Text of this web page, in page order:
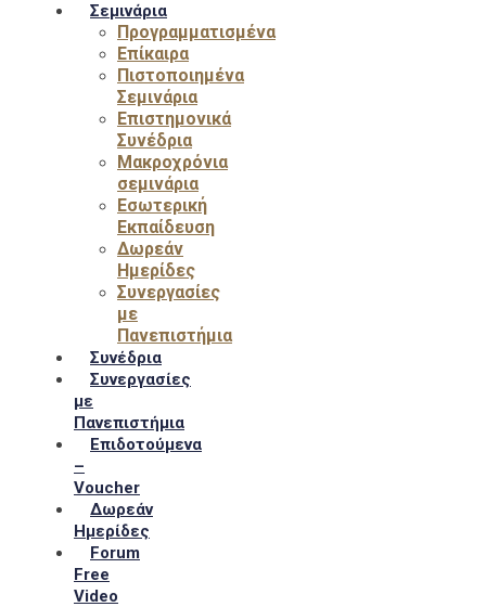
Σεμινάρια
Προγραμματισμένα
Επίκαιρα
Πιστοποιημένα
Σεμινάρια
Επιστημονικά
Συνέδρια
Μακροχρόνια
σεμινάρια
Εσωτερική
Εκπαίδευση
Δωρεάν
Ημερίδες
Συνεργασίες
με
Πανεπιστήμια
Συνέδρια
Συνεργασίες
με
Πανεπιστήμια
Επιδοτούμενα
–
Voucher
Δωρεάν
Ημερίδες
Forum
Free
Video